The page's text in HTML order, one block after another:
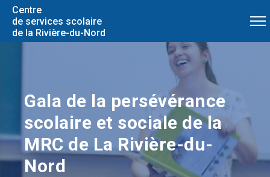
Centre
de services scolaire
de la Rivière-du-Nord
Gala de la persévérance
scolaire et sociale de la
MRC de La Rivière-du-
Nord